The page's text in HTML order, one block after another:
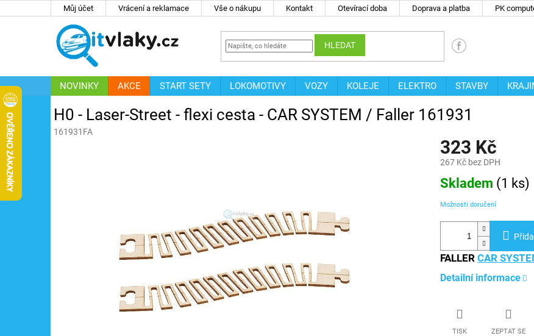
Můj účet Vrácení a reklamace Vše o nákupu Kontakt Otevírací doba Doprava a platba PK
HLEDAT
NOVINKY AKCE START SETY LOKOMOTIVY VOZY KOLEJE ELEKTRO STAVBY
H0 - Laser-Street - flexi cesta - CAR SYSTEM / Faller 161931
161931FA
323 Kč
267 Kč bez DPH
Měrná
cena:
Skladem (1 ks)
Možnosti doručení
FALLER CAR
Detailní informace
TISK ZEPTAT SE